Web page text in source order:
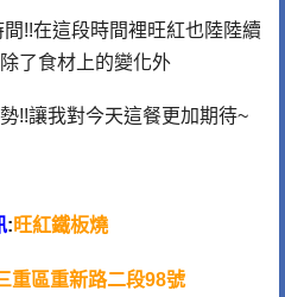
!!在這段時間裡旺紅也陸陸續
了食材上的變化外
!!讓我對今天這餐更加期待~
: 旺紅鐵板燒
重區重新路二段98號